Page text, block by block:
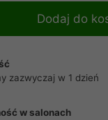
Dodaj do
zazwyczaj w 1 dzień
w salonach